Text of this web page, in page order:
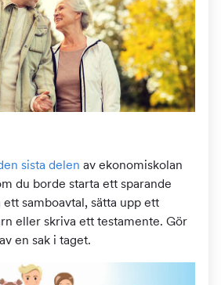
sista delen av ekonomiskolan
du borde starta ett sparande
samboavtal, sätta upp ett
eller skriva ett testamente. Gör
en sak i taget.